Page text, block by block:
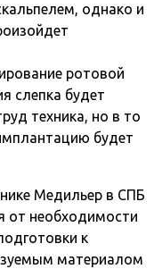
однако и
ротовой
слепка будет
техника, но в то
будет
Медильер в СПБ
от необходимости
к
материалом